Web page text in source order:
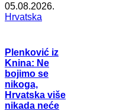
05.08.2026.
Hrvatska
Plenković iz
Knina: Ne
bojimo se
nikoga,
Hrvatska više
nikada neće